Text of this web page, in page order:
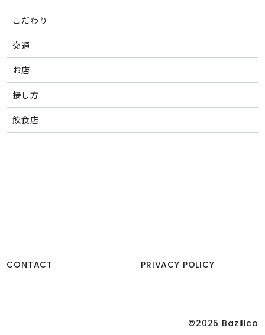
こだわり
交通
お店
接し方
飲食店
CONTACT PRIVACY POLICY
©2025 Bazilico